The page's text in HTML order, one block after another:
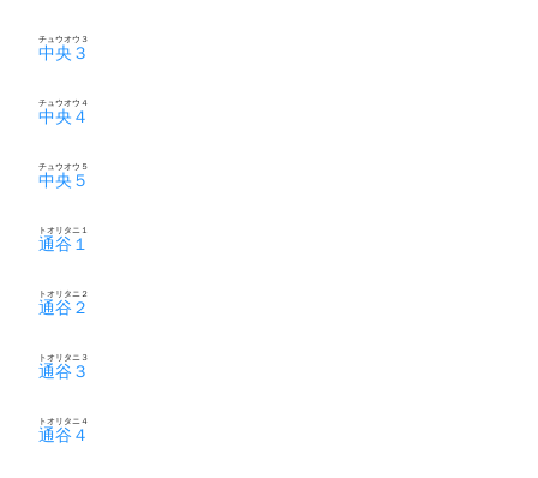
中央３
チュウオウ３
中央４
チュウオウ４
中央５
チュウオウ５
通谷１
トオリタニ１
通谷２
トオリタニ２
通谷３
トオリタニ３
通谷４
トオリタニ４